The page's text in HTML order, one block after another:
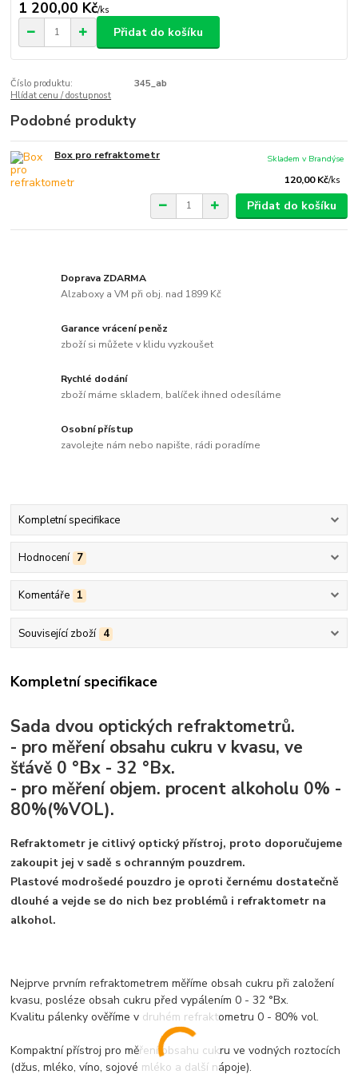
1 200,00 Kč/ks
Přidat do košíku
Číslo produktu:
345_ab
Hlídat cenu / dostupnost
Podobné produkty
Box pro refraktometr
120,00 Kč/ks
Skladem v Brandýse
Přidat do košíku
Doprava ZDARMA
Alzaboxy a VM při obj. nad 1899 Kč
Garance vrácení peněz
zboží si můžete v klidu vyzkoušet
Rychlé dodání
zboží máme skladem, balíček ihned odesíláme
Osobní přístup
zavolejte nám nebo napište, rádi poradíme
Kompletní specifikace
Hodnocení 7
Komentáře 1
Související zboží 4
Kompletní specifikace
Sada dvou optických refraktometrů.
- pro měření obsahu cukru v kvasu, ve
šťávě 0 °Bx - 32 °Bx.
- pro měření objem. procent alkoholu 0% -
80%(%VOL).
Refraktometr je citlivý optický přístroj, proto doporučujeme
zakoupit jej v sadě s ochranným pouzdrem.
Plastové modrošedé pouzdro je oproti černému dostatečně
dlouhé a vejde se do nich bez problémů i refraktometr na
alkohol.
Nejprve prvním refraktometrem měříme obsah cukru při založení
kvasu, posléze obsah cukru před vypálením 0 - 32 °Bx.
Kvalitu pálenky ověříme v druhém refraktometru 0 - 80% vol.
Kompaktní přístroj pro měření obsahu cukru ve vodných roztocích
(džus, mléko, víno, sojové mléko a další nápoje).